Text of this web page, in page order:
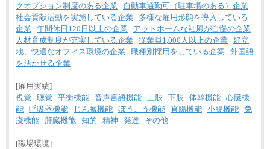
クオプション制度のある企業
自動車通勤可（駐車場のある）企業
社会貢献活動を実施している企業
多様な雇用形態を導入している
企業 年間休日120日以上の企業
アットホームな社風が自慢の企業
人材育成制度が充実している企業 従業員1,000人以上の企業 好立
地、快適なオフィス環境の企業 職種別採用をしている企業 外国語
を活かせる企業
[雇用実績]
視覚
聴覚 平衡機能 音声言語機能 上肢 下肢 体幹機能 心臓機
能 呼吸器機能 じん臓機能 ぼうこう機能 直腸機能 小腸機能 免
疫機能
肝臓機能 知的 精神 発達 その他
[職場環境]